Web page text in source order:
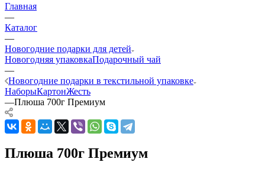
Главная
—
Каталог
—
Новогодние подарки для детей
Новогодняя упаковкаПодарочный чай
—
Новогодние подарки в текстильной упаковке
НаборыКартонЖесть
—Плюша 700г Премиум
Плюша 700г Премиум